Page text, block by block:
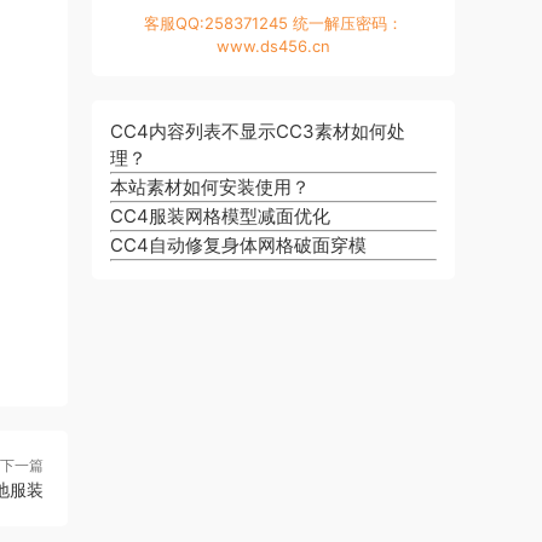
下一篇
服装
客服QQ:258371245 统一解压密码：
www.ds456.cn
CC4内容列表不显示CC3素材如何处
理？
本站素材如何安装使用？
CC4服装网格模型减面优化
CC4自动修复身体网格破面穿模